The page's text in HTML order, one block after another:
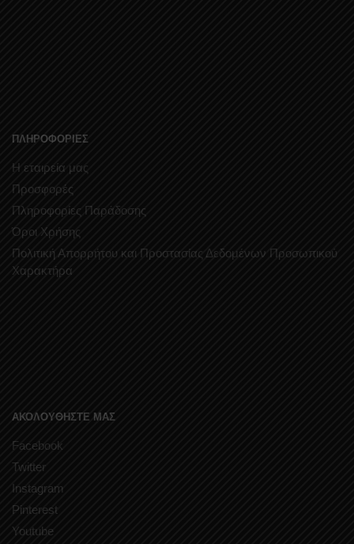
ΠΛΗΡΟΦΟΡΙΕΣ
Η εταιρεία μας
Προσφορές
Πληροφορίες Παράδοσης
Όροι Χρήσης
Πολιτική Απορρήτου και Προστασίας Δεδομένων Προσωπικού
Χαρακτήρα
ΑΚΟΛΟΥΘΗΣΤΕ ΜΑΣ
Facebook
Twitter
Instagram
Pinterest
Youtube